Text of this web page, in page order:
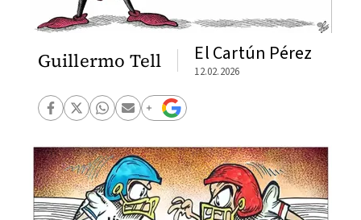
Guillermo Tell El Cartún Pérez
12.02.2026